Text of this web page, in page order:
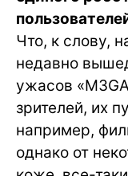
Что, к слову,
недавно
ужасов
зрителей, их
например,
однако от